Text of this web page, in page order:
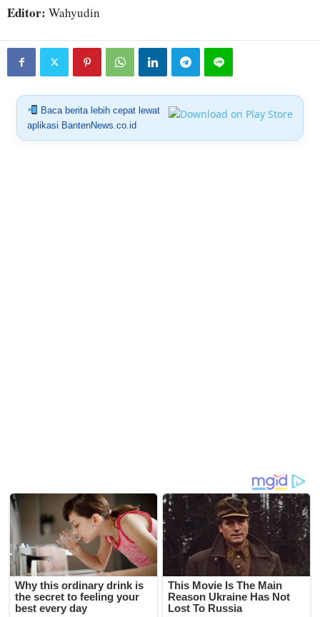
Editor: Wahyudin
Baca berita lebih cepat lewat
aplikasi BantenNews.co.id